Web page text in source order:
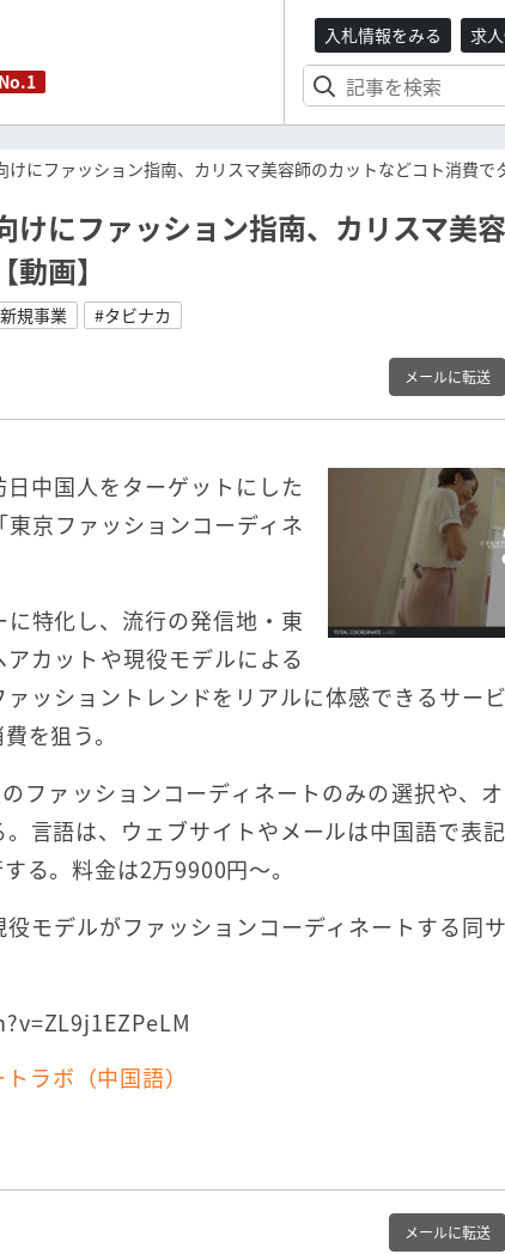
入札情報をみる 求
にファッション指南、カリスマ美容師のカットなどコト消費で
けにファッション指南、カリスマ美
画】
規事業 #タビナカ
メールに転送
中国人をターゲットにした
京ファッションコーディネ
特化し、流行の発信地・東
カットや現役モデルによる
ッショントレンドをリアルに体感できるサー
を狙う。
ファッションコーディネートのみの選択や、
言語は、ウェブサイトやメールは中国語で表
る。料金は2万9900円～。
モデルがファッションコーディネートする同
ラボ（中国語）
メールに転送